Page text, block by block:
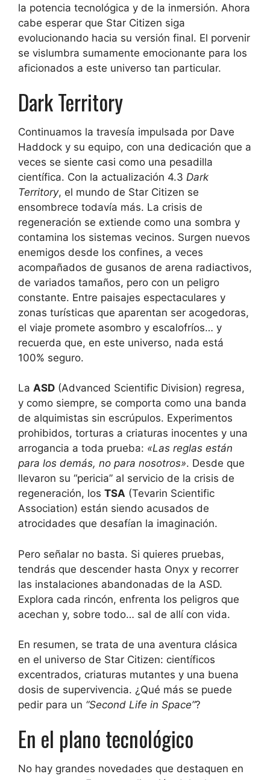
la potencia tecnológica y de la inmersión. Ahora
cabe esperar que Star Citizen siga
evolucionando hacia su versión final. El porvenir
se vislumbra sumamente emocionante para los
aficionados a este universo tan particular.
Dark Territory
Continuamos la travesía impulsada por Dave
Haddock y su equipo, con una dedicación que a
veces se siente casi como una pesadilla
científica. Con la actualización 4.3 Dark
Territory, el mundo de Star Citizen se
ensombrece todavía más. La crisis de
regeneración se extiende como una sombra y
contamina los sistemas vecinos. Surgen nuevos
enemigos desde los confines, a veces
acompañados de gusanos de arena radiactivos,
de variados tamaños, pero con un peligro
constante. Entre paisajes espectaculares y
zonas turísticas que aparentan ser acogedoras,
el viaje promete asombro y escalofríos… y
recuerda que, en este universo, nada está
100% seguro.
La ASD (Advanced Scientific Division) regresa,
y como siempre, se comporta como una banda
de alquimistas sin escrúpulos. Experimentos
prohibidos, torturas a criaturas inocentes y una
arrogancia a toda prueba: «Las reglas están
para los demás, no para nosotros». Desde que
llevaron su “pericia” al servicio de la crisis de
regeneración, los TSA (Tevarin Scientific
Association) están siendo acusados de
atrocidades que desafían la imaginación.
Pero señalar no basta. Si quieres pruebas,
tendrás que descender hasta Onyx y recorrer
las instalaciones abandonadas de la ASD.
Explora cada rincón, enfrenta los peligros que
acechan y, sobre todo… sal de allí con vida.
En resumen, se trata de una aventura clásica
en el universo de Star Citizen: científicos
excentrados, criaturas mutantes y una buena
dosis de supervivencia. ¿Qué más se puede
pedir para un “Second Life in Space”?
En el plano tecnológico
No hay grandes novedades que destaquen en